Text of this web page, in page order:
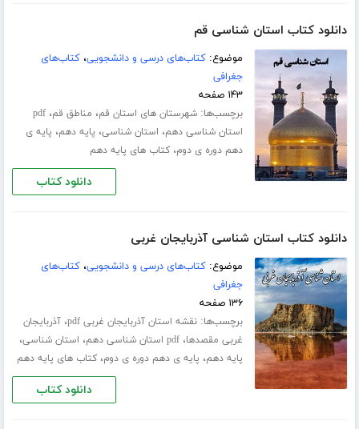
دانلود کتاب استان شناسی قم
موضوع:کتاب‌های درسی و دانشجویی،کتاب‌های
جغرافی
۱۴۳ صفحه
برچسب‌ها:شهرستان های استان قم، مناطق قم،pdf
استان شناسی دهم، استان شناسی، پایه دهم، پایه ی
دهم دوره ی دوم،کتاب های پایه دهم
دانلود کتاب
دانلود کتاب استان شناسی آذربایجان غربی
موضوع:کتاب‌های درسی و دانشجویی،کتاب‌های
جغرافی
۱۳۶ صفحه
برچسب‌ها:نقشه استان آذربایجان غربی pdf ،آذربایجان
غربی مقصدها،pdf استان شناسی دهم ، استان شناسی،
پایه دهم، پایه ی دهم دوره ی دوم،کتاب های پایه دهم
دانلود کتاب